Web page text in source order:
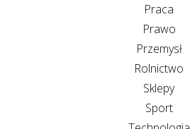
Praca
Prawo
Przemysł
Rolnictwo
Sklepy
Sport